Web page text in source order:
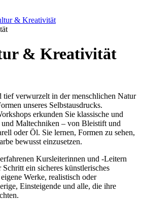
& Kreativität
& Kreativität
tief verwurzelt in der menschlichen Natur
unseres Selbstausdrucks.
erkunden Sie klassische und
und Maltechniken – von Bleistift und
oder Öl. Sie lernen, Formen zu sehen,
bewusst einzusetzen.
Kursleiterinnen und -Leitern
ein sicheres künstlerisches
Werke, realistisch oder
Einsteigende und alle, die ihre